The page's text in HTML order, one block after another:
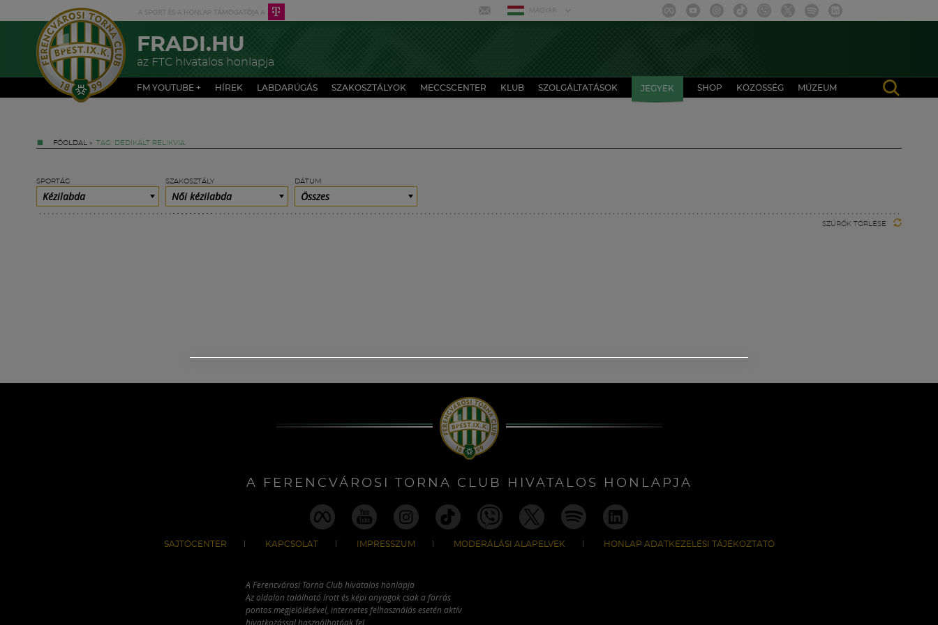
MAGYAR
FRADI.HU
az FTC hivatalos honlapja
FM YOUTUBE + HÍREK LABDARÚGÁS SZAKOSZTÁLYOK MECCSCENTER KLUB SZOLGÁLTATÁSOK JEGYEK SHOP KÖZÖSSÉG MÚZEUM
FŐOLDAL » TAG: DEDIKÁLT RELIKVIA
SPORTÁG
Kézilabda
SZAKOSZTÁLY
Női kézilabda
DÁTUM
Összes
SZŰRŐK TÖRLÉSE
A FERENCVÁROSI TORNA CLUB HIVATALOS HONLAPJA
SAJTÓCENTER KAPCSOLAT IMPRESSZUM MODERÁLÁSI ALAPELVEK HONLAP ADATKEZELÉSI TÁJÉKOZTATÓ
A Ferencvárosi Torna Club hivatalos honlapja
Az oldalon található írott és képi anyagok csak a forrás
pontos megjelölésével, internetes felhasználás esetén aktív
hivatkozással használhatóak fel.